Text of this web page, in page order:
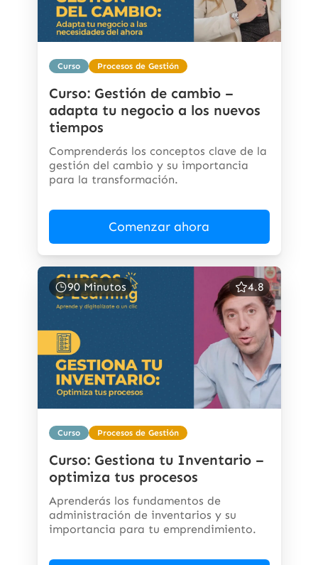
Curso Procesos de Gestión
Curso: Gestión de cambio –
adapta tu negocio a los nuevos
tiempos
Comprenderás los conceptos clave de la
gestión del cambio y su importancia
para la transformación.
Comenzar ahora
90 Minutos 4.8
Curso Procesos de Gestión
Curso: Gestiona tu Inventario –
optimiza tus procesos
Aprenderás los fundamentos de
administración de inventarios y su
importancia para tu emprendimiento.